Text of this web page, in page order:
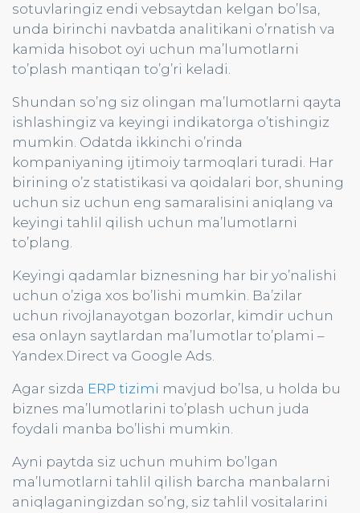
sotuvlaringiz endi vebsaytdan kelgan bo’lsa,
unda birinchi navbatda analitikani o’rnatish va
kamida hisobot oyi uchun ma’lumotlarni
to’plash mantiqan to’g’ri keladi.
Shundan so’ng siz olingan ma’lumotlarni qayta
ishlashingiz va keyingi indikatorga o’tishingiz
mumkin. Odatda ikkinchi o’rinda
kompaniyaning ijtimoiy tarmoqlari turadi. Har
birining o’z statistikasi va qoidalari bor, shuning
uchun siz uchun eng samaralisini aniqlang va
keyingi tahlil qilish uchun ma’lumotlarni
to’plang.
Keyingi qadamlar biznesning har bir yo’nalishi
uchun o’ziga xos bo’lishi mumkin. Ba’zilar
uchun rivojlanayotgan bozorlar, kimdir uchun
esa onlayn saytlardan ma’lumotlar to’plami –
Yandex.Direct va Google Ads.
Agar sizda ERP tizimi mavjud bo’lsa, u holda bu
biznes ma’lumotlarini to’plash uchun juda
foydali manba bo’lishi mumkin.
Ayni paytda siz uchun muhim bo’lgan
ma’lumotlarni tahlil qilish barcha manbalarni
aniqlaganingizdan so’ng, siz tahlil vositalarini